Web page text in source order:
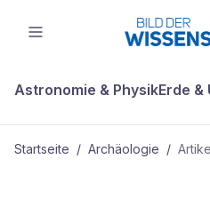
Astronomie & PhysikErde &
Startseite / Archäologie /